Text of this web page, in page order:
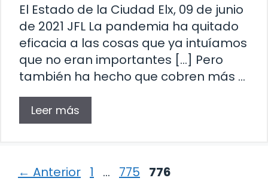
El Estado de la Ciudad Elx, 09 de junio
de 2021 JFL La pandemia ha quitado
eficacia a las cosas que ya intuíamos
que no eran importantes […] Pero
también ha hecho que cobren más …
Leer más
← Anterior Página
1 … Página
775 Página
776